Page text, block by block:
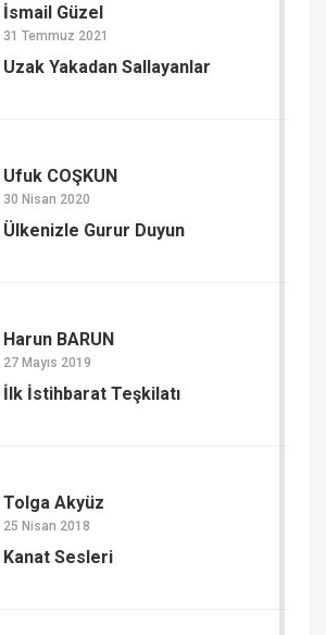
İsmail Güzel
31 Temmuz 2021
Uzak Yakadan Sallayanlar
Ufuk COŞKUN
30 Nisan 2020
Ülkenizle Gurur Duyun
Harun BARUN
27 Mayıs 2019
İlk İstihbarat Teşkilatı
Tolga Akyüz
25 Nisan 2018
Kanat Sesleri